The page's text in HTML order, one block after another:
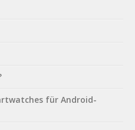
für Android-